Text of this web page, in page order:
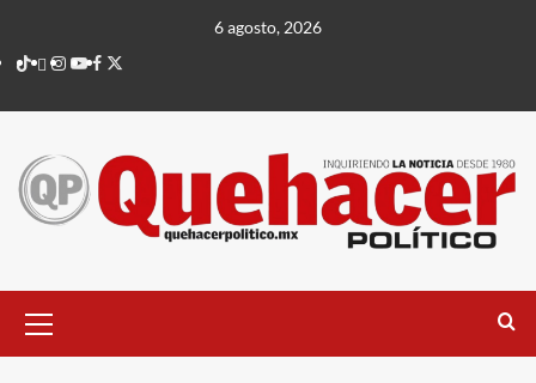
contenido
6 agosto, 2026
TikTok
threads
Instagram
Youtube
Facebook
X
principal